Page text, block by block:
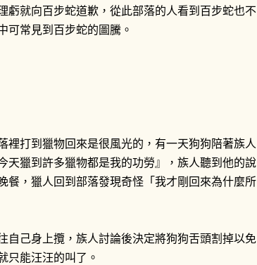
虧就向百步蛇道歉，從此部落的人看到百步蛇也不
可常見到百步蛇的圖騰。
裡打到獵物回來是很風光的，有一天狗狗陪著族人
天獵到許多獵物都是我的功勞』，族人聽到他的說
餐，獵人回到部落發現奇怪「我才剛回來為什麼所
自己身上攬，族人討論後決定將狗狗舌頭割掉以免
只能汪汪的叫了。